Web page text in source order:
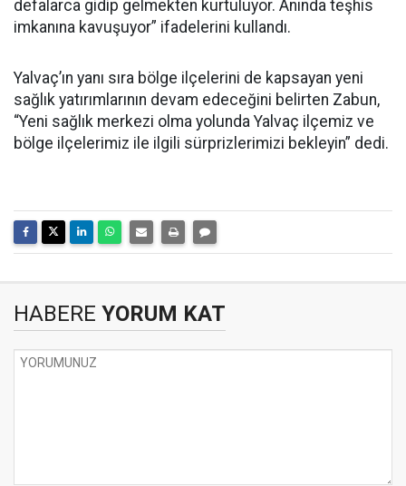
defalarca gidip gelmekten kurtuluyor. Anında teşhis
imkanına kavuşuyor” ifadelerini kullandı.
Yalvaç’ın yanı sıra bölge ilçelerini de kapsayan yeni
sağlık yatırımlarının devam edeceğini belirten Zabun,
“Yeni sağlık merkezi olma yolunda Yalvaç ilçemiz ve
bölge ilçelerimiz ile ilgili sürprizlerimizi bekleyin” dedi.
HABERE YORUM KAT